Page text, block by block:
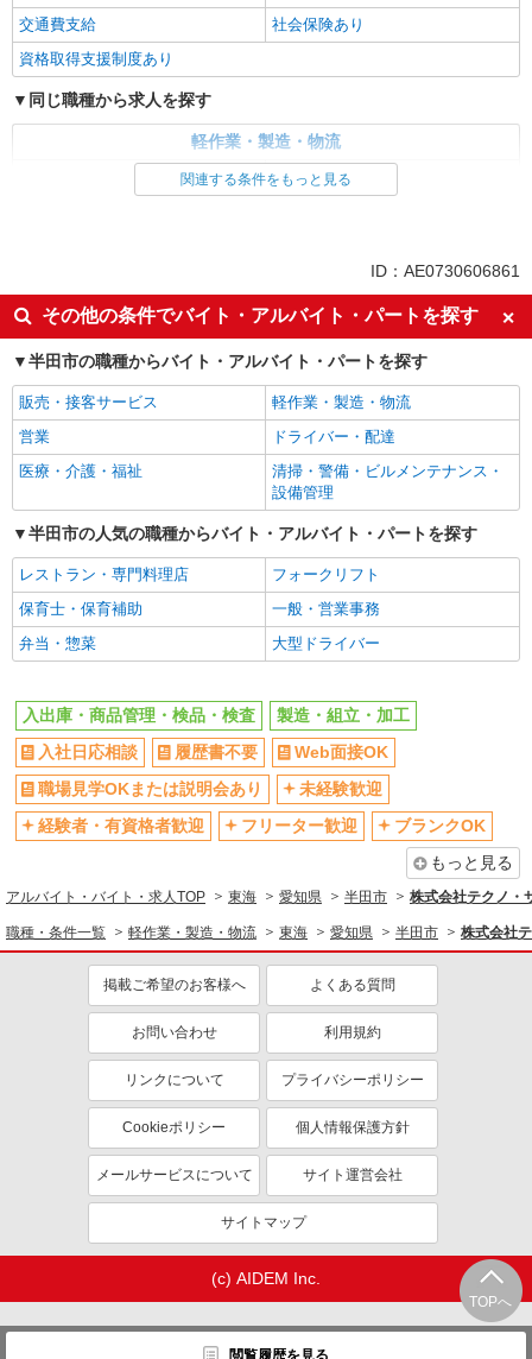
交通費支給
社会保険あり
資格取得支援制度あり
同じ職種から求人を探す
軽作業・製造・物流
入出庫・商品管理・検品・検査
製造・組立・加工
交通費支給
社会保険あり
関連する条件をもっと見る
ID：AE0730606861
その他の条件でバイト・アルバイト・パートを探す
半田市の職種からバイト・アルバイト・パートを探す
販売・接客サービス
軽作業・製造・物流
営業
ドライバー・配達
医療・介護・福祉
清掃・警備・ビルメンテナンス・
設備管理
半田市の人気の職種からバイト・アルバイト・パートを探す
レストラン・専門料理店
フォークリフト
保育士・保育補助
一般・営業事務
弁当・惣菜
大型ドライバー
TOPへ
閲覧履歴を見る
入出庫・商品管理・検品・検査
製造・組立・加工
入社日応相談
履歴書不要
Web面接OK
職場見学OKまたは説明会あり
未経験歓迎
経験者・有資格者歓迎
フリーター歓迎
ブランクOK
もっと見る
アルバイト・バイト・求人TOP 東海 愛知県 半田市 株式会社テクノ・
職種・条件一覧 軽作業・製造・物流 東海 愛知県 半田市 株式会社
掲載ご希望のお客様へ よくある質問
お問い合わせ 利用規約
リンクについて プライバシーポリシー
Cookieポリシー 個人情報保護方針
メールサービスについて サイト運営会社
サイトマップ
(c) AIDEM Inc.